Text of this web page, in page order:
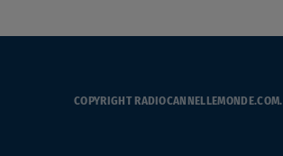
COPYRIGHT RADIOCANNELLEMONDE.COM.